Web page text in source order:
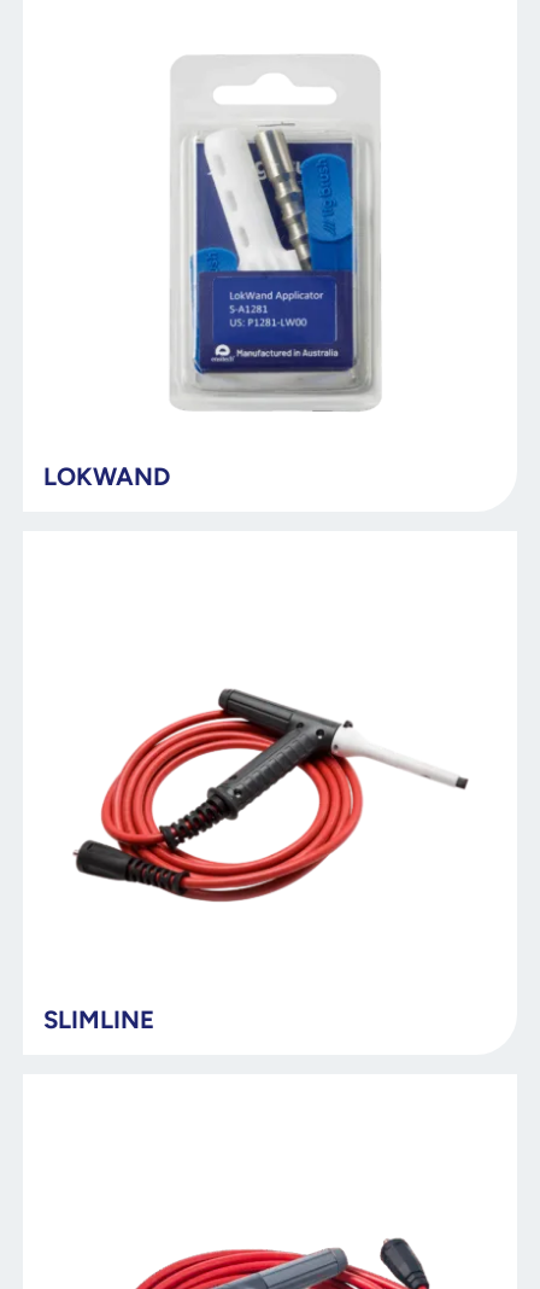
LOKWAND
SLIMLINE